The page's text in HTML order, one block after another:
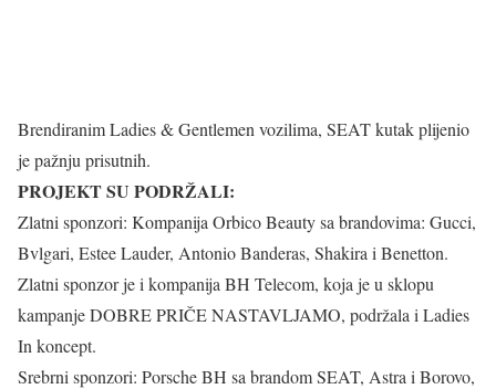
Brendiranim Ladies & Gentlemen vozilima, SEAT kutak plijenio
je pažnju prisutnih.
PROJEKT SU PODRŽALI:
Zlatni sponzori: Kompanija Orbico Beauty sa brandovima: Gucci,
Bvlgari, Estee Lauder, Antonio Banderas, Shakira i Benetton.
Zlatni sponzor je i kompanija BH Telecom, koja je u sklopu
kampanje DOBRE PRIČE NASTAVLJAMO, podržala i Ladies
In koncept.
Srebrni sponzori: Porsche BH sa brandom SEAT, Astra i Borovo,